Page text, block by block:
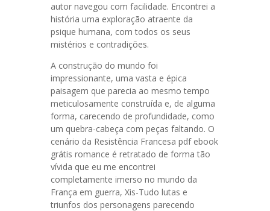
autor navegou com facilidade. Encontrei a
história uma exploração atraente da
psique humana, com todos os seus
mistérios e contradições.
A construção do mundo foi
impressionante, uma vasta e épica
paisagem que parecia ao mesmo tempo
meticulosamente construída e, de alguma
forma, carecendo de profundidade, como
um quebra-cabeça com peças faltando. O
cenário da Resistência Francesa pdf ebook
grátis romance é retratado de forma tão
vívida que eu me encontrei
completamente imerso no mundo da
França em guerra, Xis-Tudo lutas e
triunfos dos personagens parecendo